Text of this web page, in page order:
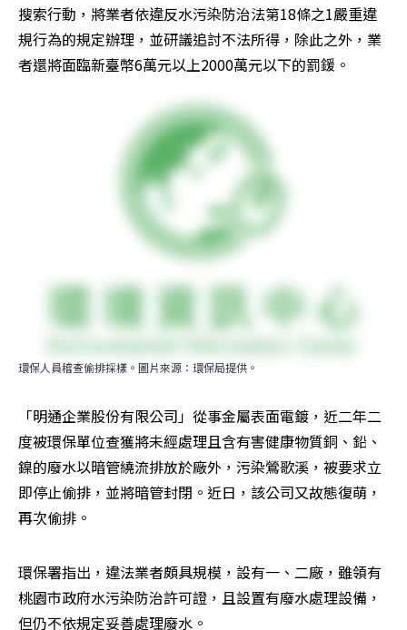
搜索行動，將業者依違反水污染防治法第18條之1嚴重違
規行為的規定辦理，並研議追討不法所得，除此之外，業
者還將面臨新臺幣6萬元以上2000萬元以下的罰鍰。
環保人員稽查偷排採樣。圖片來源：環保局提供。
「明通企業股份有限公司」從事金屬表面電鍍，近二年二
度被環保單位查獲將未經處理且含有害健康物質銅、鉛、
鎳的廢水以暗管繞流排放於廠外，污染鶯歌溪，被要求立
即停止偷排，並將暗管封閉。近日，該公司又故態復萌，
再次偷排。
環保署指出，違法業者頗具規模，設有一、二廠，雖領有
桃園市政府水污染防治許可證，且設置有廢水處理設備，
但仍不依規定妥善處理廢水。